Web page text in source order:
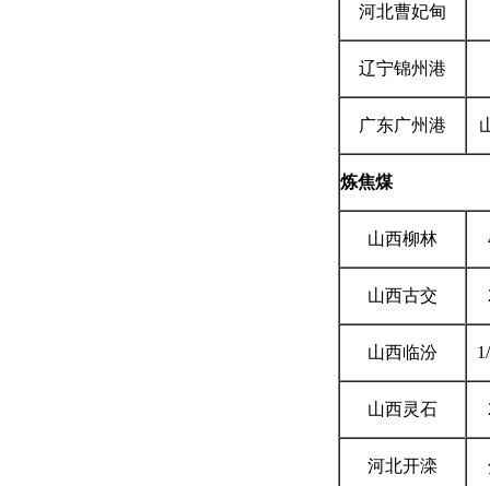
河北曹妃甸
辽宁锦州港
广东广州港
炼焦煤
山西柳林
山西古交
山西临汾
山西灵石
河北开滦